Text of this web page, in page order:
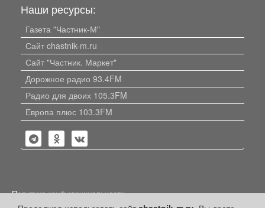
Наши ресурсы:
Газета "Частник-М"
Сайт chastnik-m.ru
Сайт "Частник. Маркет"
Дорожное радио 93.4FM
Радио для двоих 105.3FM
Европа плюс 103.3FM
Политика конфиденциальности